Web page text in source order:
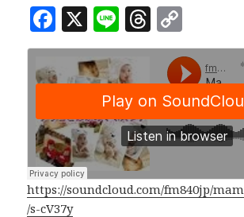
F
a
c
e
b
o
o
k
X Li
n
e
T
h
e
a
d
s
o
p
y
Li
n
k
https://soundcloud.com/fm840jp/
/s-cV37y